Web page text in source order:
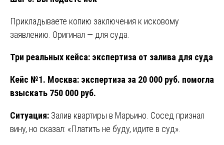
Прикладываете копию заключения к исковому
заявлению. Оригинал — для суда.
Три реальных кейса: экспертиза от залива для суда
Кейс №1. Москва: экспертиза за 20 000 руб. помогла
взыскать 750 000 руб.
Ситуация: Залив квартиры в Марьино. Сосед признал
вину, но сказал: «Платить не буду, идите в суд».